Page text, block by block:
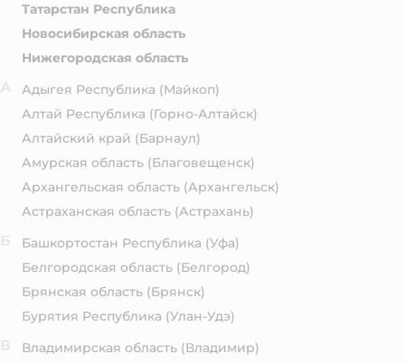
Татарстан Республика
Новосибирская область
Нижегородская область
Адыгея Республика (Майкоп)
Алтай Республика (Горно-Алтайск)
Алтайский край (Барнаул)
Амурская область (Благовещенск)
Архангельская область (Архангельск)
Астраханская область (Астрахань)
Башкортостан Республика (Уфа)
Белгородская область (Белгород)
Брянская область (Брянск)
Бурятия Республика (Улан-Удэ)
Владимирская область (Владимир)